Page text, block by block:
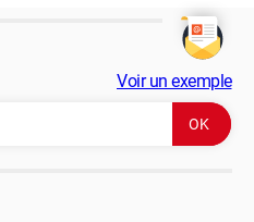
Voir un exemple